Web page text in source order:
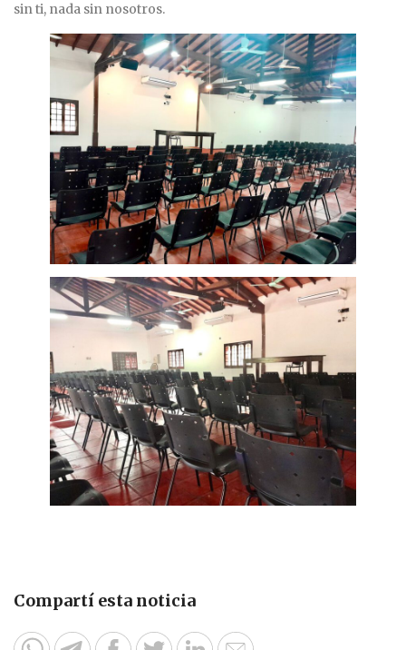
sin ti, nada sin nosotros.
Compartí esta noticia